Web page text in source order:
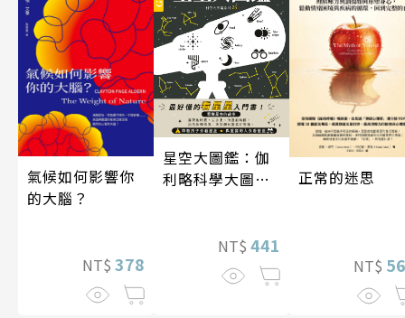
氣候如何影響你
的大腦？
NT$ 378
星空大圖鑑：伽
利略科學大圖鑑
NT$ 441
正常的迷思
NT$